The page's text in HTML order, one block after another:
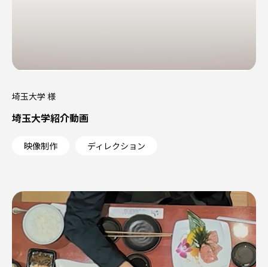
埼玉大学 様
埼玉大学紹介動画
映像制作 ディレクション